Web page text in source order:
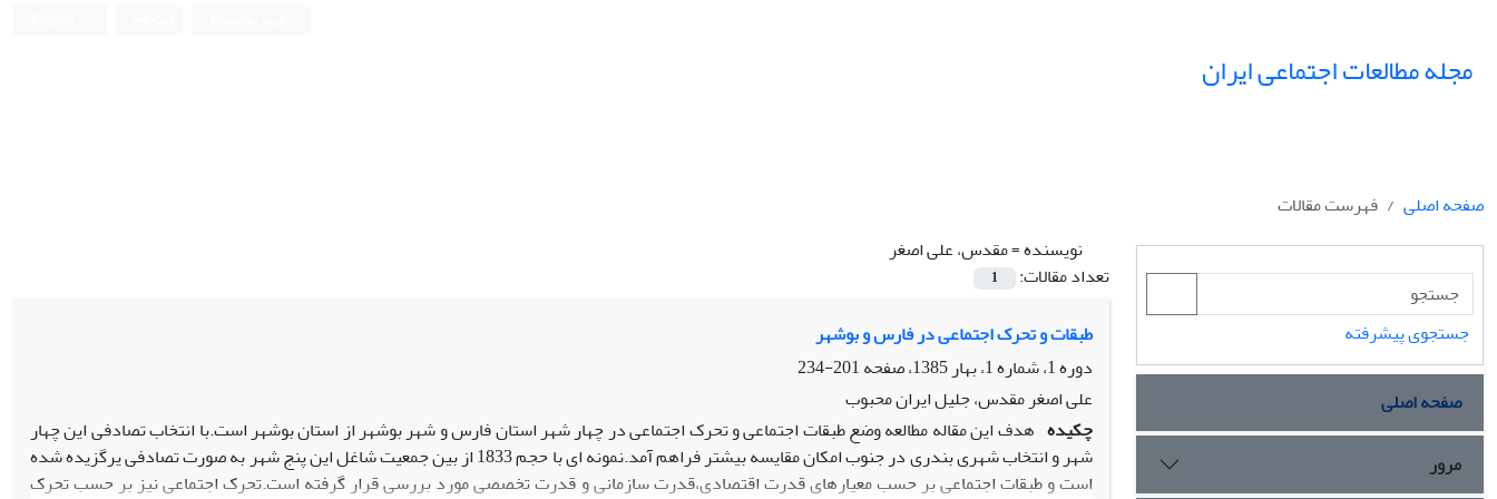
مجله مطالعات اجتماعی ایران
صفحه اصلی
فهرست مقالات
نویسنده =مقدس، علی اصغر
تعداد مقالات:
1
طبقات و تحرک اجتماعی در فارس و بوشهر
دوره 1، شماره 1، بهار 1385، صفحه
201-234
علی اصغر مقدس، جلیل ایران محبوب
چکیده هدف این مقاله مطالعه وضع طبقات اجتماعی و تحرک اجتماعی در چهار شهر استان فارس و شهر بوشهر از استان بوشهر است.با انتخاب تصادفی این چهار
شهر و انتخاب شهری بندری در جنوب امکان مقایسه بیشتر فراهم آمد.نمونه ای با حجم 1833 از بین جمعیت شاغل این پنج شهر به صورت تصادفی یرگزیده شده
است و طبقات اجتماعی بر حسب معیارهای قدرت اقتصادی،قدرت سازمانی و قدرت تخصصی مورد بررسی قرار گرفته است.تحرک اجتماعی نیز بر حسب تحرک
جستجوی پیشرفته
صفحه اصلی
مرور